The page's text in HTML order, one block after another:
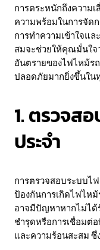
การตระหนักถึงความ
ความพร้อมในการจัด
การทำความเข้าใจแ
สมจะช่วยให้คุณมั่นใ
อันตรายของไฟไหม้
ปลอดภัยมากยิ่งขึ้นใน
1. ตรวจส
ประจำ
การตรวจสอบระบบไ
ป้องกันการเกิดไฟไห
อาจมีปัญหาหากไม่ได้
ชำรุดหรือการเชื่อมต่
และความร้อนสะสม ซึ่